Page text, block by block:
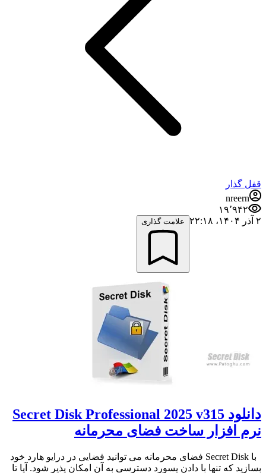
قفل گذار
nreern
۱۹٬۹۴۲
۲ آذر ۱۴۰۴،‏ ۲۲:۱۸
علامت گذاری
دانلود Secret Disk Professional 2025 v315
نرم افزار ساخت فضای محرمانه
با Secret Disk فضای محرمانه می توانید فضایی در درایو هارد خود
بسازید که تنها با دادن پسورد دسترسی به آن امکان پذیر شود. آیا تا